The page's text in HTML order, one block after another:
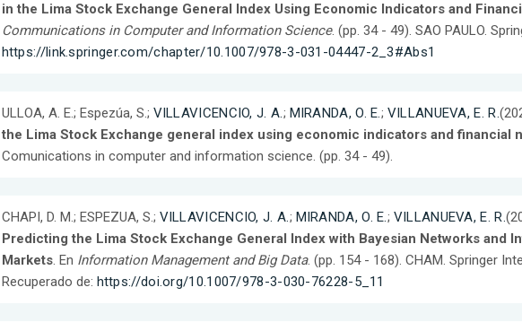
in the Lima Stock Exchange General Index Using Economic Indicators and
Communications in Computer and Information Science. (pp. 34 - 49). SAO PAULO.
https://link.springer.com/chapter/10.1007/978-3-031-04447-2_3#Abs1
ULLOA, A. E.; Espezúa, S.; VILLAVICENCIO, J. A.; MIRANDA, O. E.; VILLANUEVA, E. R.
the Lima Stock Exchange general index using economic indicators and financial
Comunications in computer and information science. (pp. 34 - 49).
CHAPI, D. M.; ESPEZUA, S.; VILLAVICENCIO, J. A.; MIRANDA, O. E.; VILLANUEVA, E. R.
Predicting the Lima Stock Exchange General Index with Bayesian Networks and
Markets. En Information Management and Big Data. (pp. 154 - 168). CHAM. Springer
Recuperado de: https://doi.org/10.1007/978-3-030-76228-5_11